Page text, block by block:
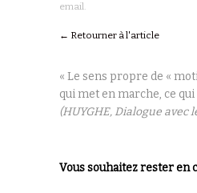
email.
← Retourner à l'article
« Le sens propre de «
qui met en marche, ce
(HUYGHE, Dialogue avec
Vous souhaitez rester en